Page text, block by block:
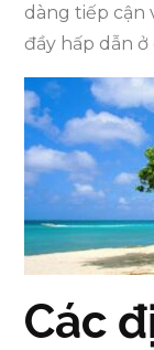
dàng tiếp cận
đầy hấp dẫn
Các